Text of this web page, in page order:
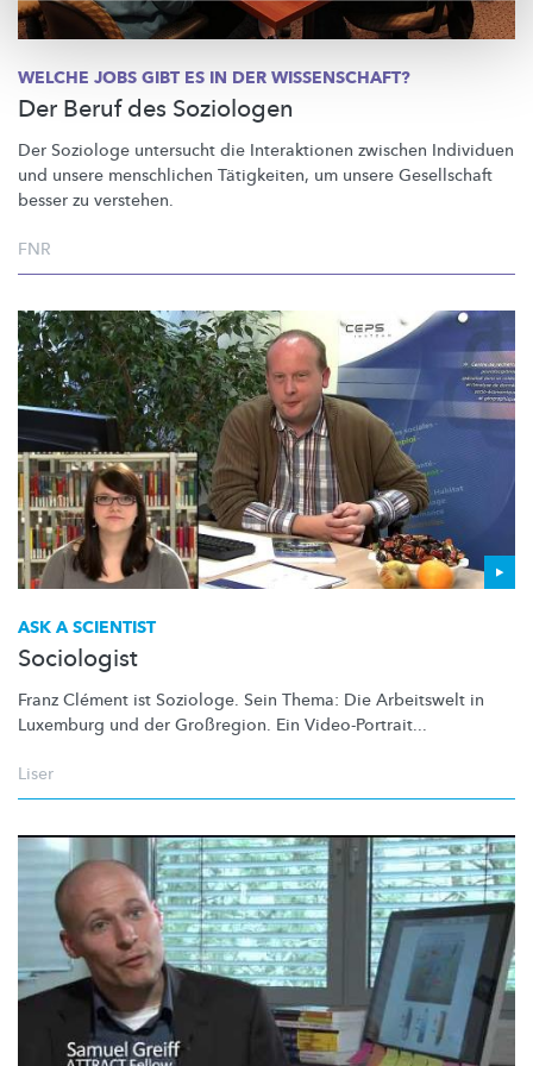
WELCHE JOBS GIBT ES IN DER WISSENSCHAFT?
Der Beruf des Soziologen
Der Soziologe untersucht die Interaktionen zwischen Individuen
und unsere menschlichen Tätigkeiten, um unsere Gesellschaft
besser zu verstehen.
FNR
ASK A SCIENTIST
Sociologist
Franz Clément ist Soziologe. Sein Thema: Die Arbeitswelt in
Luxemburg und der Großregion. Ein Video-Portrait...
Liser